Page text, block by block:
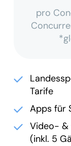
pro
Tarife
Apps für
Video- &
(inkl. 5